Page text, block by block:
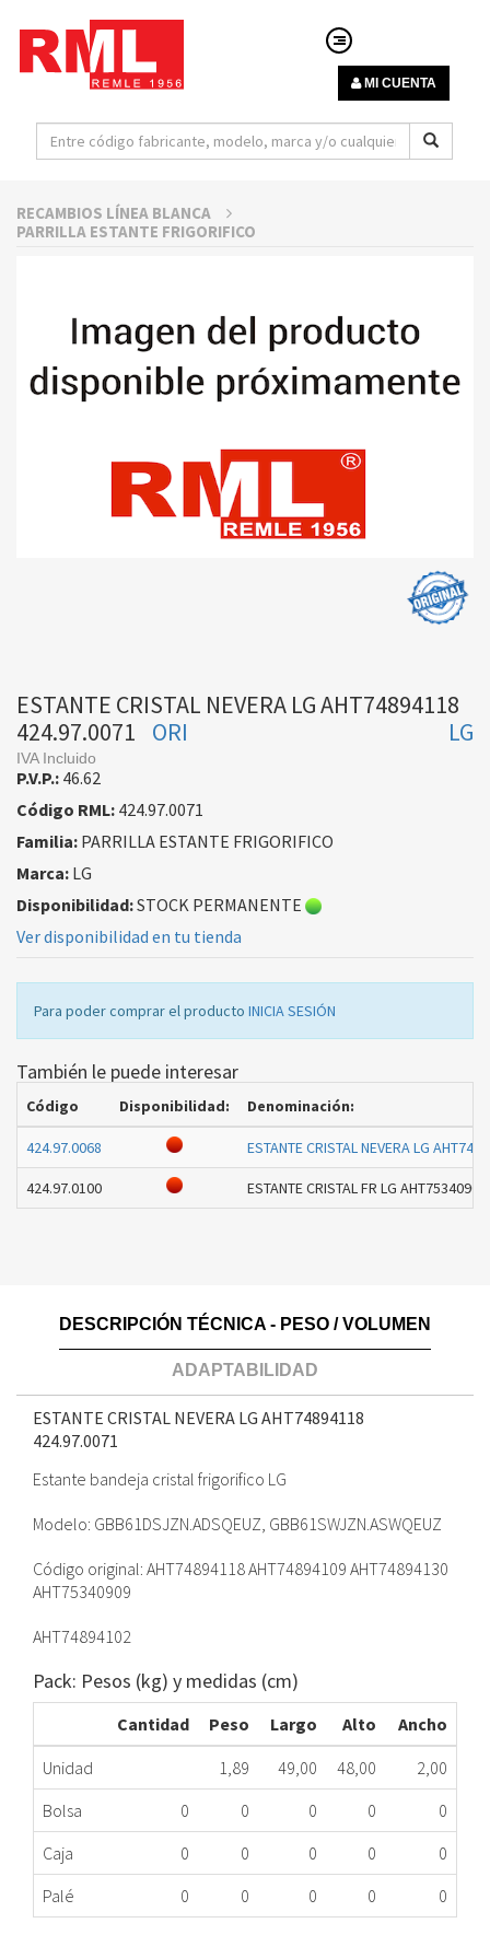
MI CUENTA
RECAMBIOS LÍNEA BLANCA
PARRILLA ESTANTE FRIGORIFICO
ESTANTE CRISTAL NEVERA LG AHT74894118
424.97.0071
LG
ORI
IVA Incluido
P.V.P.: 46.62
Código RML: 424.97.0071
Familia: PARRILLA ESTANTE FRIGORIFICO
Marca: LG
Disponibilidad:STOCK PERMANENTE
Ver disponibilidad en tu tienda
Para poder comprar el producto INICIA SESIÓN
También le puede interesar
Código Disponibilidad: Denominación:
424.97.0068 ESTANTE CRISTAL NEVERA LG
424.97.0100 ESTANTE CRISTAL FR LG AHT75340909
DESCRIPCIÓN TÉCNICA - PESO / VOLUMEN
ADAPTABILIDAD
ESTANTE CRISTAL NEVERA LG AHT74894118
424.97.0071
Estante bandeja cristal frigorifico LG
Modelo: GBB61DSJZN.ADSQEUZ, GBB61SWJZN.ASWQEUZ
Código original: AHT74894118 AHT74894109 AHT74894130
AHT75340909
AHT74894102
Pack: Pesos (kg) y medidas (cm)
Cantidad Peso Largo Alto
Ancho
Unidad
1,89 49,00 48,00
2,00
Bolsa
0 0 0 0
0
Caja
0 0 0 0
0
Palé
0 0 0 0 0